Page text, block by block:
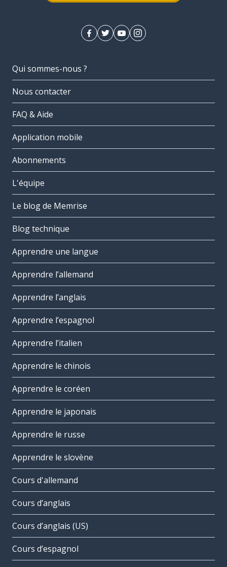
Qui sommes-nous ?
Nous contacter
FAQ & Aide
Application mobile
Abonnements
L'équipe
Le blog de Memrise
Blog technique
Apprendre une langue
Apprendre l’allemand
Apprendre l’anglais
Apprendre l’espagnol
Apprendre l’italien
Apprendre le chinois
Apprendre le coréen
Apprendre le japonais
Apprendre le russe
Apprendre le slovène
Cours d'allemand
Cours d’anglais
Cours d’anglais (US)
Cours d’espagnol